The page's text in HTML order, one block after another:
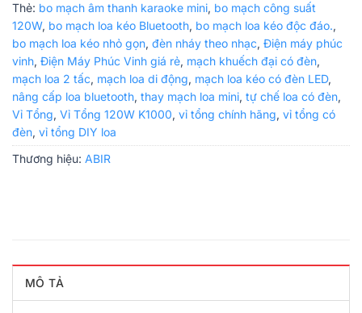
Thẻ: bo mạch âm thanh karaoke mini, bo mạch công suất
120W, bo mạch loa kéo Bluetooth, bo mạch loa kéo độc đáo.,
bo mạch loa kéo nhỏ gọn, đèn nháy theo nhạc, Điện máy phúc
vinh, Điện Máy Phúc Vinh giá rẻ, mạch khuếch đại có đèn,
mạch loa 2 tấc, mạch loa di động, mạch loa kéo có đèn LED,
nâng cấp loa bluetooth, thay mạch loa mini, tự chế loa có đèn,
Vỉ Tổng, Vỉ Tổng 120W K1000, vỉ tổng chính hãng, vỉ tổng có
đèn, vỉ tổng DIY loa
Thương hiệu: ABIR
MÔ TẢ